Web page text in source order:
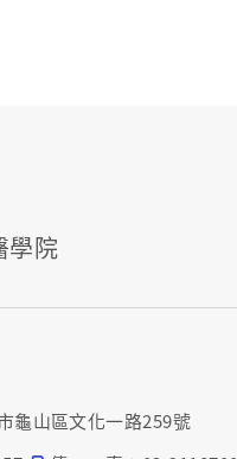
學院
龜山區文化一路259號